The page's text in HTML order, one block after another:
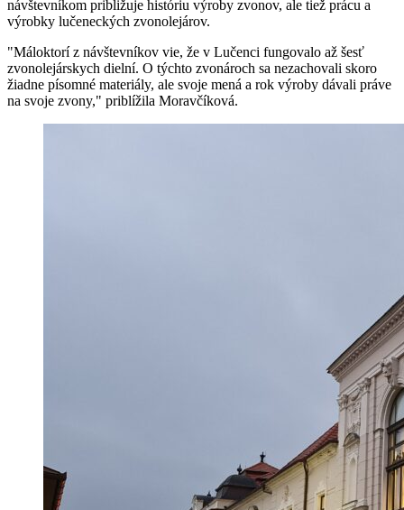
návštevníkom približuje históriu výroby zvonov, ale tiež prácu a
výrobky lučeneckých zvonolejárov.
"Máloktorí z návštevníkov vie, že v Lučenci fungovalo až šesť
zvonolejárskych dielní. O týchto zvonároch sa nezachovali skoro
žiadne písomné materiály, ale svoje mená a rok výroby dávali práve
na svoje zvony," priblížila Moravčíková.